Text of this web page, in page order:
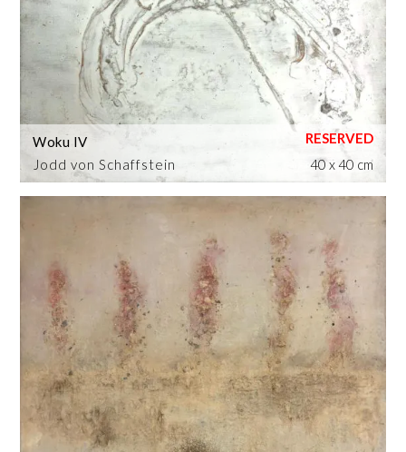
Jodd von Schaffstein
Woku IV
40 x 40 cm